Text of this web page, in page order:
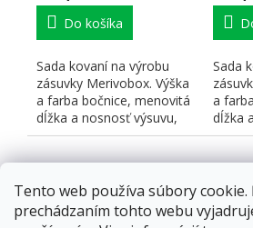
Tento web používa súbory cookie.
prechádzaním tohto webu
Do košíka
Sada kovaní na výrobu
zásuvky Merivobox. Výška
a farba bočnice, menovitá
dĺžka a nosnosť výsuvu,
typ čelného kovania...
Sada
a
dĺžka
typ